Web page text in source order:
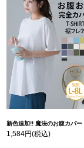
新色追加!! 魔法のお腹カバー 綿100 裾フレア Tシャツ | 大きいサ
1,584円(税込)